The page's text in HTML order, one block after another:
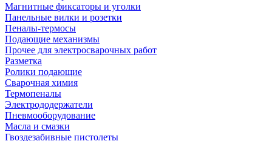
Магнитные фиксаторы и уголки
Панельные вилки и розетки
Пеналы-термосы
Подающие механизмы
Прочее для электросварочных работ
Разметка
Ролики подающие
Сварочная химия
Термопеналы
Электрододержатели
Пневмооборудование
Масла и смазки
Гвоздезабивные пистолеты